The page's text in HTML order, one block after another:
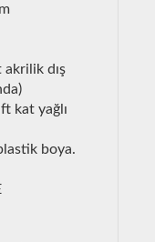
akrilik dış
kat yağlı
boya.